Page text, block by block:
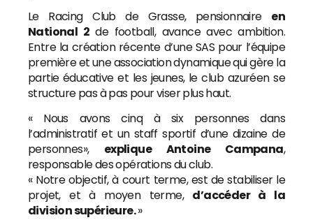
Le Racing Club de Grasse, pensionnaire en
National 2 de football, avance avec ambition.
Entre la création récente d’une SAS pour l’équipe
première et une association dynamique qui gère la
partie éducative et les jeunes, le club azuréen se
structure pas à pas pour viser plus haut.
« Nous avons cinq à six personnes dans
l’administratif et un staff sportif d’une dizaine de
personnes», explique Antoine Campana,
responsable des opérations du club.
« Notre objectif, à court terme, est de stabiliser le
projet, et à moyen terme, d’accéder à la
division supérieure.»